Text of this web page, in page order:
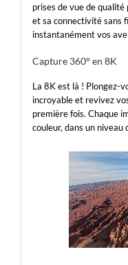
prises de vue de qualité
et sa connectivité sans
instantanément vos
Capture 360° en 8K
La 8K est là ! Plongez-
incroyable et revivez
première fois. Chaque
couleur, dans un niveau